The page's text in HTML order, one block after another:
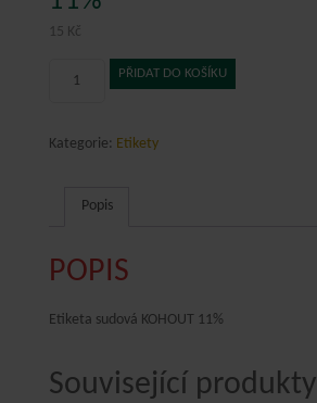
15 Kč
sudová
množství
PŘIDAT DO KOŠÍKU
Kategorie: Etikety
Popis
POPIS
Etiketa sudová KOHOUT 11%
Související produkty